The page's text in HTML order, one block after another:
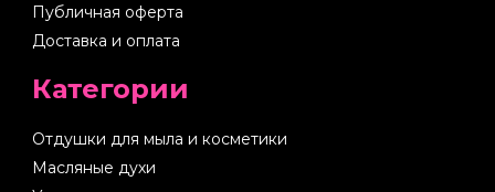
Публичная оферта
Доставка и оплата
Категории
Отдушки для мыла и косметики
Масляные духи